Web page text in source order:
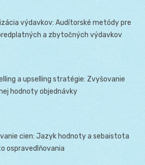
výdavkov: Audítorské metódy pre
a zbytočných výdavkov
a upselling stratégie: Zvyšovanie
hodnoty objednávky
cien: Jazyk hodnoty a sebaistota
ospravedlňovania